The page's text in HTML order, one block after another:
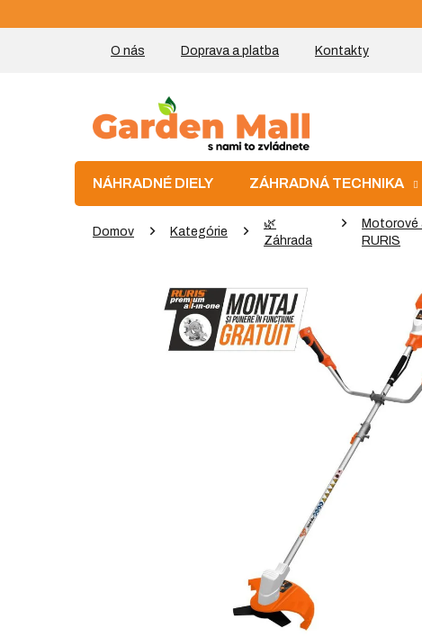
na
O nás Doprava a platba Kontakty
NÁHRADNÉ DIELY ZÁHRADNÁ TECHNIKA
Domov Kategórie
🌿
Záhrada
Motorové
RURIS